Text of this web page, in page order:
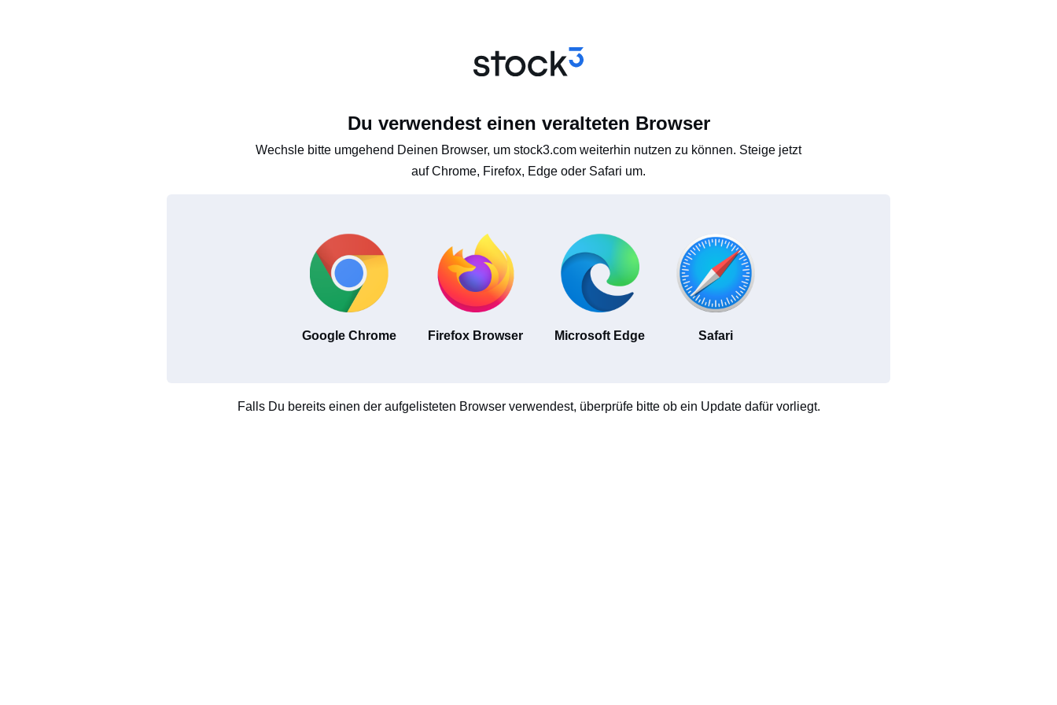
Du verwendest einen veralteten Browser
Wechsle bitte umgehend Deinen Browser, um stock3.com weiterhin nutzen zu können. Steige jetzt
auf Chrome, Firefox, Edge oder Safari um.
Google Chrome Firefox Browser Microsoft Edge Safari
Falls Du bereits einen der aufgelisteten Browser verwendest, überprüfe bitte ob ein Update dafür vorliegt.